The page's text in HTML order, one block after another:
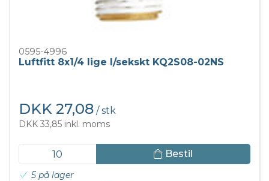
0595-4996
Luftfitt 8x1/4 lige I/sekskt KQ2S08-02NS
DKK 27,08 / stk
DKK 33,85 inkl. moms
Bestil
5 på lager